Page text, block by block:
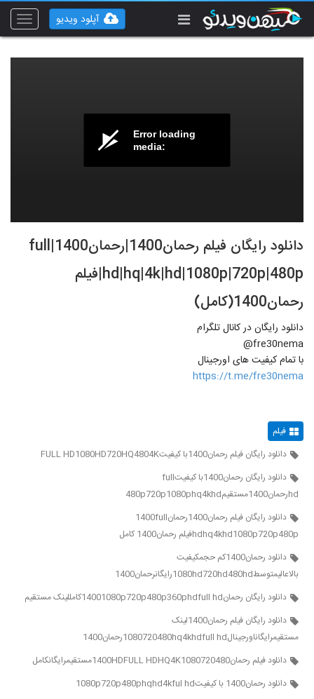
Toggle
آپلود ویدیو
Error loading
media:
دانلود رایگان فیلم رحمان1400|رحمان1400|full
hd|hq|4k|hd|1080p|720p|480p|فیلم
رحمان1400(کامل)
دانلود رایگان در کانال تلگرام
fre30nema@
با تمام کیفیت های اورجینال
https://t.me/fre30nema
فیلم
دانلود رایگان فیلم رحمان1400با کیفیتFULL HD1080HD720HQ4804K
دانلود رایگان رحمان1400با کیفیتfull
hdرحمان1400مستقیم480p720p1080phq4khd
دانلود رایگان فیلم رحمان1400رحمان1400full
hdhq4khd1080p720p480pفیلم رحمان1400 کامل
دانلود رحمان1400کم حجمکیفیت
بالاعالیمتوسط1080hd720hd480hdرایگانرحمان1400
دانلود رایگان رحمان14001080p720p480p360phdfull hdکامللینک مستقیم
دانلود رایگان فیلم رحمان1400لینک
مستقیمرایگاناورجینال1080720480hq4khdfull hdرحمان1400
دانلود فیلم رحمان1400HDFULL HDHQ4K1080720480مستقیمرایگانکامل
دانلود رحمان1400 با کیفیت1080p720p480phqhd4kful hd